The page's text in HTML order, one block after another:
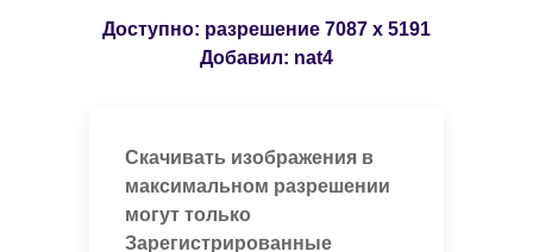
Доступно: разрешение 7087 x 5191
Добавил: nat4
Скачивать изображения в
максимальном разрешении
могут только
Зарегистрированные